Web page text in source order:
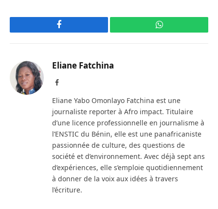
Facebook WhatsApp
Eliane Fatchina
Facebook
Eliane Yabo Omonlayo Fatchina est une
journaliste reporter à Afro impact. Titulaire
d’une licence professionnelle en journalisme à
l’ENSTIC du Bénin, elle est une panafricaniste
passionnée de culture, des questions de
société et d’environnement. Avec déjà sept ans
d’expériences, elle s’emploie quotidiennement
à donner de la voix aux idées à travers
l’écriture.